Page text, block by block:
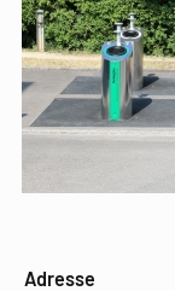
Adresse